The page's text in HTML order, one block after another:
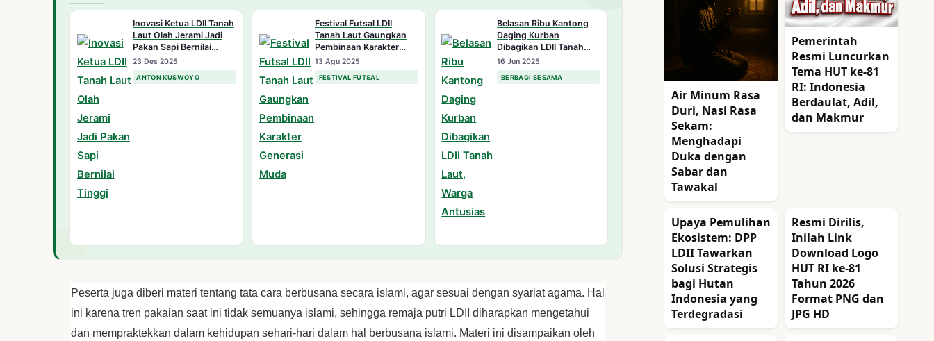
Inovasi Ketua LDII Tanah
Laut Olah Jerami Jadi
Pakan Sapi Bernilai
Tinggi
23 Des 2025
ANTON KUSWOYO
Festival Futsal LDII
Tanah Laut Gaungkan
Pembinaan Karakter
Generasi Muda
13 Agu 2025
FESTIVAL FUTSAL
Belasan Ribu Kantong
Daging Kurban
Dibagikan LDII Tanah
Laut, Warga Antusias
16 Jun 2025
BERBAGI SESAMA
Peserta juga diberi materi tentang tata cara berbusana secara islami, agar sesuai dengan syariat agama. Hal
ini karena tren pakaian saat ini tidak semuanya islami, sehingga remaja putri LDII diharapkan mengetahui
dan mempraktekkan dalam kehidupan sehari-hari dalam hal berbusana islami. Materi ini disampaikan oleh
Air Minum Rasa
Duri, Nasi Rasa
Sekam:
Menghadapi
Duka dengan
Sabar dan
Tawakal
Pemerintah
Resmi Luncurkan
Tema HUT ke-81
RI: Indonesia
Berdaulat, Adil,
dan Makmur
Upaya Pemulihan
Ekosistem: DPP
LDII Tawarkan
Solusi Strategis
bagi Hutan
Indonesia yang
Terdegradasi
Resmi Dirilis,
Inilah Link
Download Logo
HUT RI ke-81
Tahun 2026
Format PNG dan
JPG HD